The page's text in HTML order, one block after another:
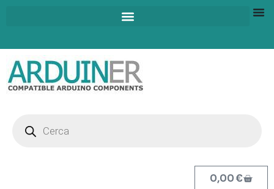
0,00€